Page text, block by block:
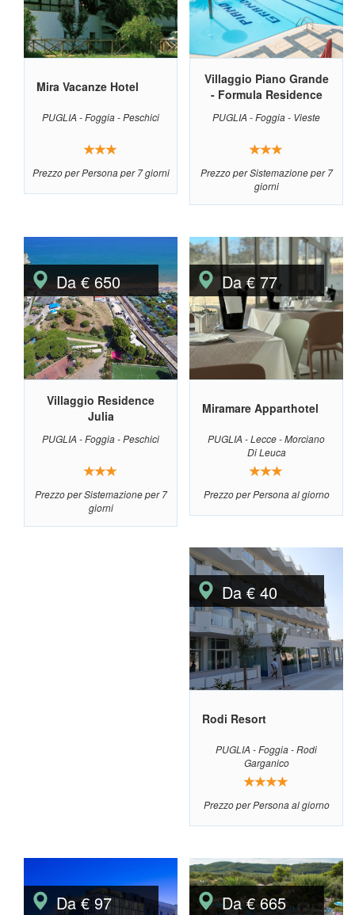
Mira Vacanze Hotel
PUGLIA - Foggia - Peschici
Prezzo per Persona per 7 giorni
Villaggio Piano Grande
- Formula Residence
PUGLIA - Foggia - Vieste
Prezzo per Sistemazione per 7
giorni
Da € 650
Villaggio Residence
Julia
PUGLIA - Foggia - Peschici
Prezzo per Sistemazione per 7
giorni
Da € 77
Miramare Apparthotel
PUGLIA - Lecce - Morciano
Di Leuca
Prezzo per Persona al giorno
Da € 40
Rodi Resort
PUGLIA - Foggia - Rodi
Garganico
Prezzo per Persona al giorno
Da € 97 Da € 665